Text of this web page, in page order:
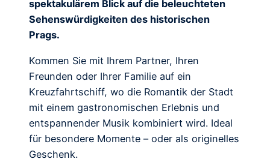
spektakulärem Blick auf die beleuchteten
Sehenswürdigkeiten des historischen
Prags.
Kommen Sie mit Ihrem Partner, Ihren
Freunden oder Ihrer Familie auf ein
Kreuzfahrtschiff, wo die Romantik der Stadt
mit einem gastronomischen Erlebnis und
entspannender Musik kombiniert wird. Ideal
für besondere Momente – oder als originelles
Geschenk.